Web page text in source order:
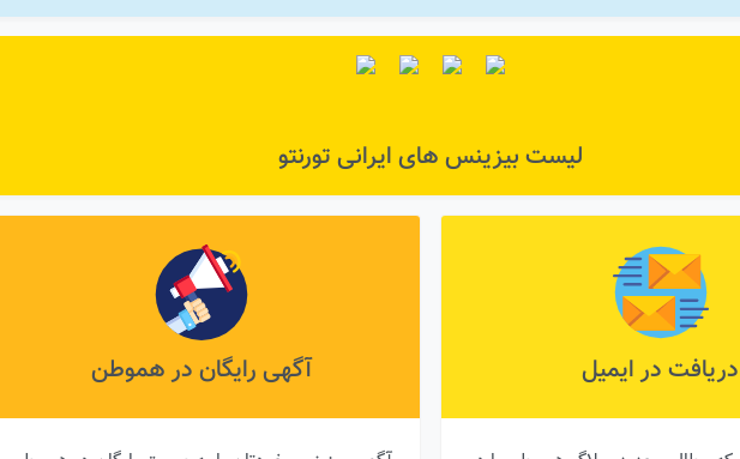
لیست بیزینس های ایرانی تورنتو
آگهی رایگان در هموطن دریافت در ایمیل